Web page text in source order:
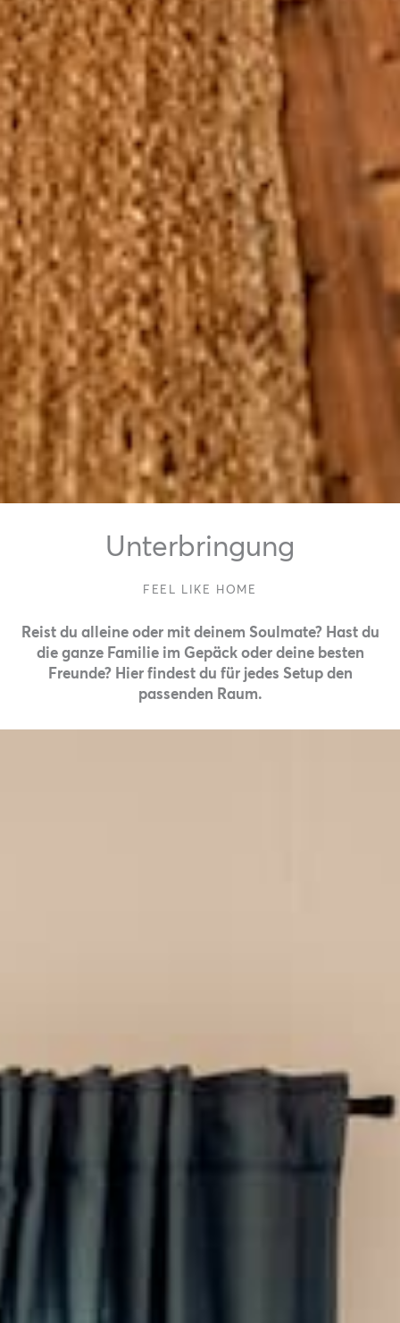
Unterbringung
FEEL LIKE HOME
Reist du alleine oder mit deinem Soulmate? Hast du
die ganze Familie im Gepäck oder deine besten
Freunde? Hier findest du für jedes Setup den
passenden Raum.